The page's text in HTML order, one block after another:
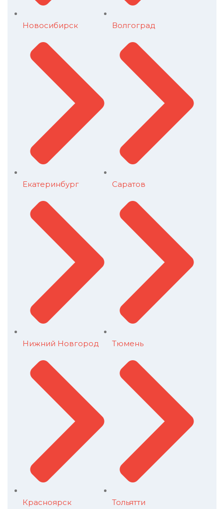
Новосибирск
Екатеринбург
Нижний Новгород
Красноярск
Волгоград
Саратов
Тюмень
Тольятти